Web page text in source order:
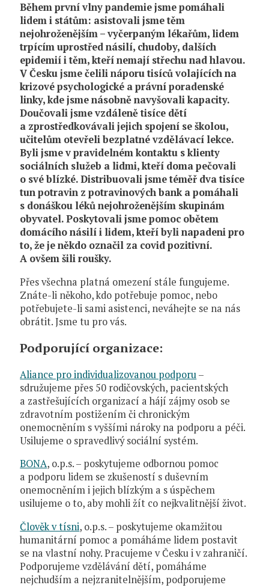
Během první vlny pandemie jsme pomáhali
lidem i státům: asistovali jsme těm
nejohroženějším – vyčerpaným lékařům, lidem
trpícím uprostřed násilí, chudoby, dalších
epidemií i těm, kteří nemají střechu nad hlavou.
V Česku jsme čelili náporu tisíců volajících na
krizové psychologické a právní poradenské
linky, kde jsme násobně navyšovali kapacity.
Doučovali jsme vzdáleně tisíce dětí
a zprostředkovávali jejich spojení se školou,
učitelům otevřeli bezplatné vzdělávací lekce.
Byli jsme v pravidelném kontaktu s klienty
sociálních služeb a lidmi, kteří doma pečovali
o své blízké. Distribuovali jsme téměř dva tisíce
tun potravin z potravinových bank a pomáhali
s donáškou léků nejohroženějším skupinám
obyvatel. Poskytovali jsme pomoc obětem
domácího násilí i lidem, kteří byli napadeni pro
to, že je někdo označil za covid pozitivní.
A ovšem šili roušky.
Přes všechna platná omezení stále fungujeme.
Znáte-li někoho, kdo potřebuje pomoc, nebo
potřebujete-li sami asistenci, neváhejte se na nás
obrátit. Jsme tu pro vás.
Podporující organizace:
Aliance pro individualizovanou podporu–
sdružujeme přes 50 rodičovských, pacientských
a zastřešujících organizací a hájí zájmy osob se
zdravotním postižením či chronickým
onemocněním s vyššími nároky na podporu a péči.
Usilujeme o spravedlivý sociální systém.
BONA, o.p.s. – poskytujeme odbornou pomoc
a podporu lidem se zkušeností s duševním
onemocněním i jejich blízkým a s úspěchem
usilujeme o to, aby mohli žít co nejkvalitnější život.
Člověk v tísni, o.p.s. – poskytujeme okamžitou
humanitární pomoc a pomáháme lidem postavit
se na vlastní nohy. Pracujeme v Česku i v zahraničí.
Podporujeme vzdělávání dětí, pomáháme
nejchudším a nejzranitelnějším, podporujeme